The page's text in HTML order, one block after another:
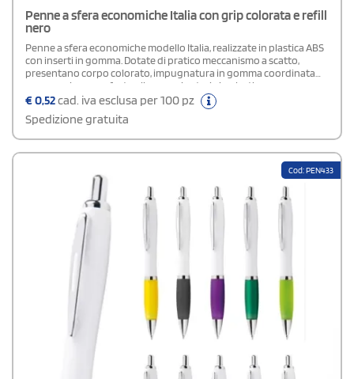
Penne a sfera economiche Italia con grip colorata e refill
nero
Penne a sfera economiche modello Italia, realizzate in plastica ABS
con inserti in gomma. Dotate di pratico meccanismo a scatto,
presentano corpo colorato, impugnatura in gomma coordinata
per maggiore comfort e clip con minuterie in plastica
trasparente.Refil: nero.Area di stampa: 50 x 7 mmClicca qui per
€0,52cad. iva esclusa per 100 pz
Spedizione gratuita
Cod: PEN433